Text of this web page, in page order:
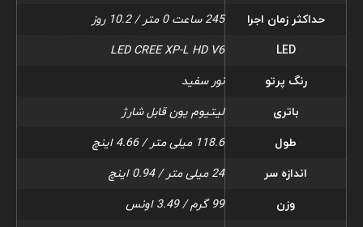
حداکثر زمان اجرا
245 ساعت 0 متر / 10.2 روز
LED
LED CREE XP-L HD V6
رنگ پرتو
نور سفید
باتری
لیتیوم یون قابل شارژ
طول
118.6 میلی متر / 4.66 اینچ
اندازه سر
24 میلی متر / 0.94 اینچ
وزن
99 گرم / 3.49 اونس